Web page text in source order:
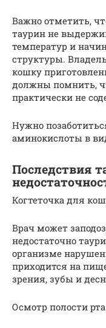
Важно отметить,
таурин не
температур и
структуры.
кошку
должны помнить,
практически не
Нужно
аминокислоты в
Последствия
Когтеточка для
Врач может
недостаточно
организме
приходится на
зрения, зубы и
Осмотр полости рта